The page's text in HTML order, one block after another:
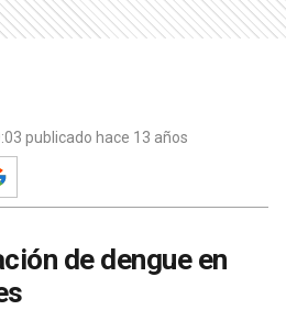
publicado hace 13 años
de dengue en